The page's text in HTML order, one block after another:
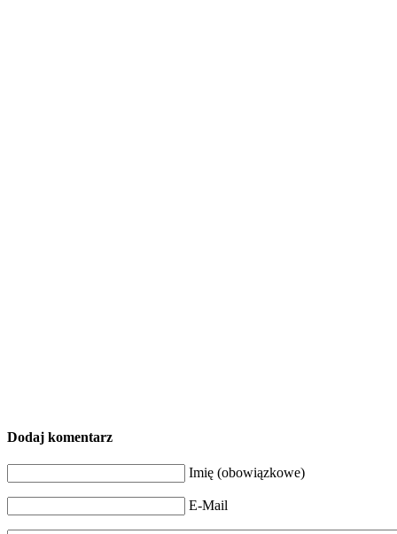
Dodaj komentarz
Imię (obowiązkowe)
E-Mail